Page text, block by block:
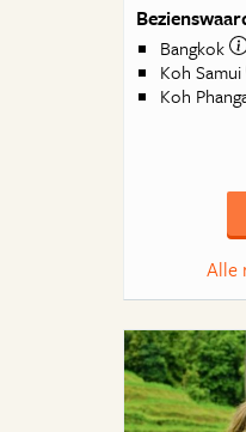
Bangkok
Koh Samui
Koh
Alle